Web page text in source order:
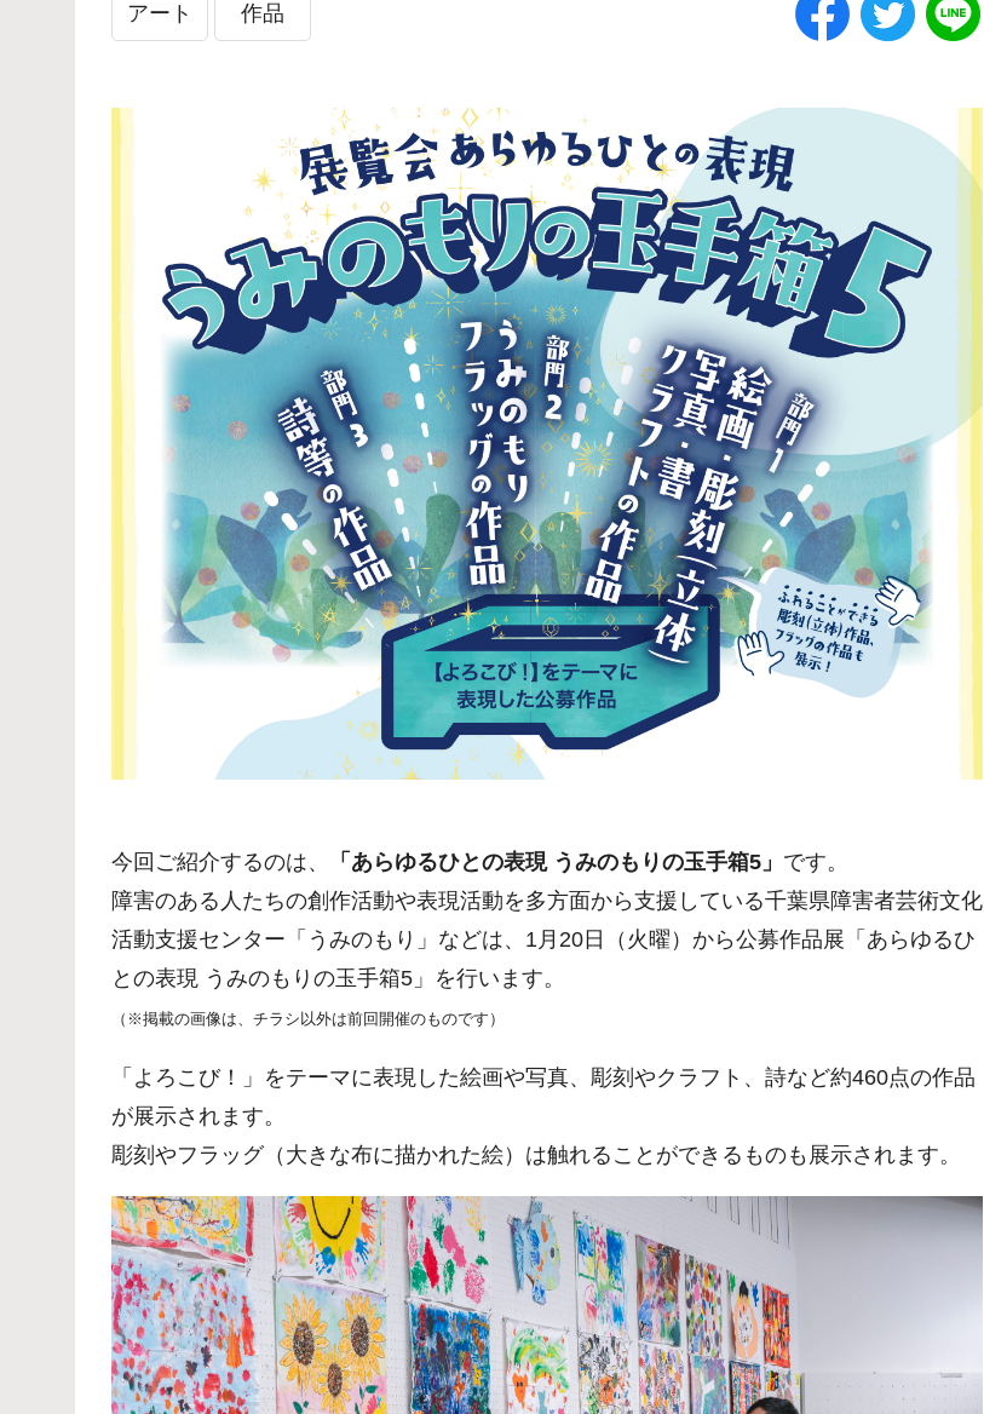
アート 作品
今回ご紹介するのは、 「あらゆるひとの表現 うみのもりの玉手箱5」 です。
障害のある人たちの創作活動や表現活動を多方面から支援している千葉県障害者芸術文化
活動支援センター「うみのもり」などは、1月20日（火曜）から公募作品展「あらゆるひ
との表現 うみのもりの玉手箱5」を行います。
（※掲載の画像は、チラシ以外は前回開催のものです）
「よろこび！」をテーマに表現した絵画や写真、彫刻やクラフト、詩など約460点の作品
が展示されます。
彫刻やフラッグ（大きな布に描かれた絵）は触れることができるものも展示されます。